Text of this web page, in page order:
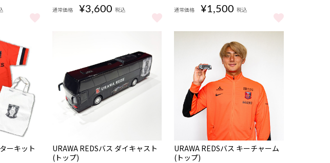
ック/PRIDE OF URAWA） をもっと見る
通常価格 ¥3,600 税込 通常価格 ¥1,500 税込
2026フェイスタオル をもっと見る
ーキット
URAWA REDSバス ダイキャスト
(トップ)
完売
URAWA REDSバス キーチャーム
(トップ)